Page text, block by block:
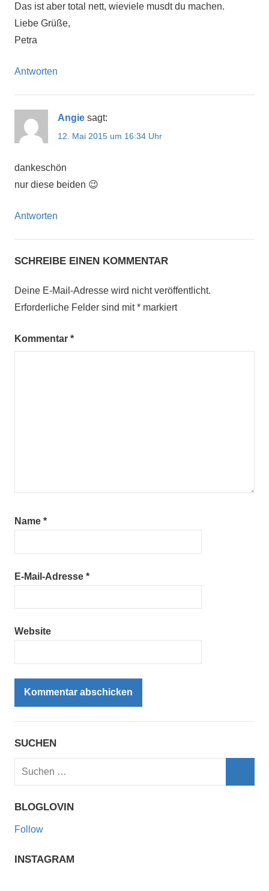
Das ist aber total nett, wieviele musdt du machen.
Liebe Grüße,
Petra
Antworten
Angie sagt:
12. Mai 2015 um 16:34 Uhr
dankeschön
nur diese beiden 😉
Antworten
SCHREIBE EINEN KOMMENTAR
Deine E-Mail-Adresse wird nicht veröffentlicht.
Erforderliche Felder sind mit* markiert
Kommentar *
Name *
E-Mail-Adresse *
Website
SUCHEN
Suchen
BLOGLOVIN
Follow
INSTAGRAM